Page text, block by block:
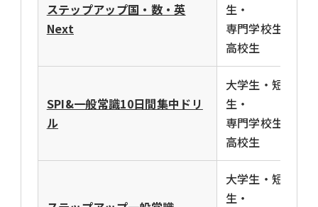
ステップアップ国・数・英
Next
生・
専門学校生・
高校生
SPI&一般常識10日間集中ドリ
ル
大学生・短大
生・
専門学校生・
高校生
大学生・短大
生・